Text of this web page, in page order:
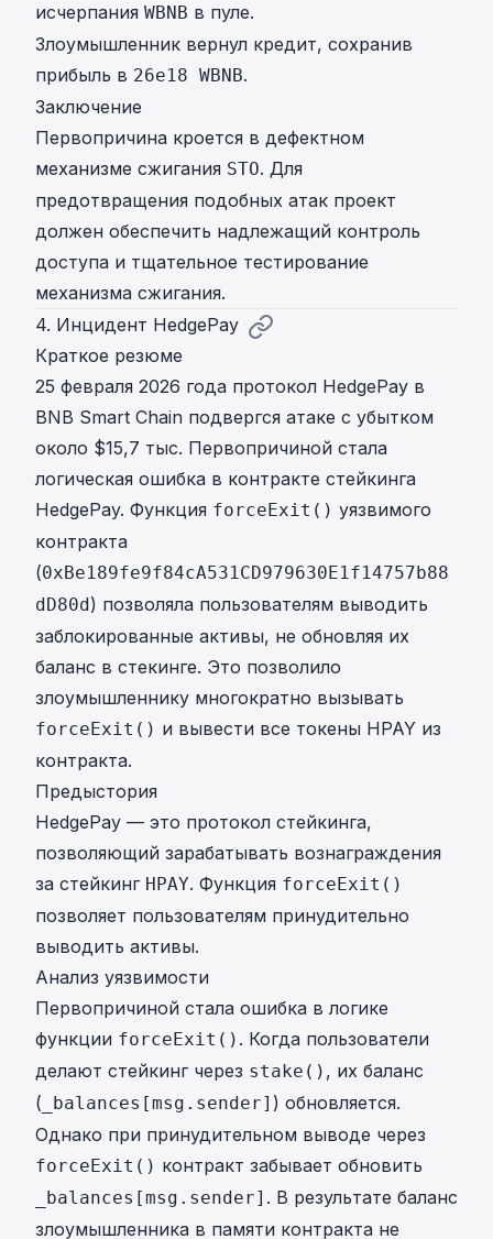
исчерпания WBNB в пуле.
Злоумышленник вернул кредит, сохранив
прибыль в 26e18 WBNB.
Заключение
Первопричина кроется в дефектном
механизме сжигания STO. Для
предотвращения подобных атак проект
должен обеспечить надлежащий контроль
доступа и тщательное тестирование
механизма сжигания.
4. Инцидент HedgePay
Краткое резюме
25 февраля 2026 года протокол HedgePay в
BNB Smart Chain подвергся атаке с убытком
около $15,7 тыс. Первопричиной стала
логическая ошибка в контракте стейкинга
HedgePay. Функция forceExit() уязвимого
контракта
(0xBe189fe9f84cA531CD979630E1f14757b88
dD80d ) позволяла пользователям выводить
заблокированные активы, не обновляя их
баланс в стекинге. Это позволило
злоумышленнику многократно вызывать
forceExit() и вывести все токены HPAY из
контракта.
Предыстория
HedgePay — это протокол стейкинга,
позволяющий зарабатывать вознаграждения
за стейкинг HPAY. Функция forceExit()
позволяет пользователям принудительно
выводить активы.
Анализ уязвимости
Первопричиной стала ошибка в логике
функции forceExit() . Когда пользователи
делают стейкинг через stake() , их баланс
( _balances[msg.sender] ) обновляется.
Однако при принудительном выводе через
forceExit() контракт забывает обновить
_balances[msg.sender] . В результате баланс
злоумышленника в памяти контракта не